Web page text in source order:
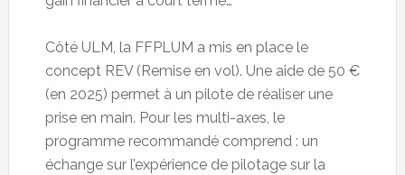
Côté ULM, la FFPLUM a mis en place le
concept REV (Remise en vol). Une aide de 50 €
(en 2025) permet à un pilote de réaliser une
prise en main. Pour les multi-axes, le
programme recommandé comprend : un
échange sur l’expérience de pilotage sur la